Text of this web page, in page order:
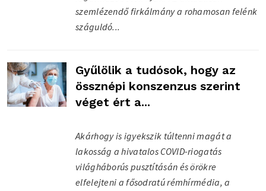
szemlézendő firkálmány a rohamosan felénk
száguldó...
Gyűlölik a tudósok, hogy az
össznépi konszenzus szerint
véget ért a...
Akárhogy is igyekszik túltenni magát a
lakosság a hivatalos COVID-riogatás
világháborús pusztításán és örökre
elfelejteni a fősodratú rémhírmédia, a